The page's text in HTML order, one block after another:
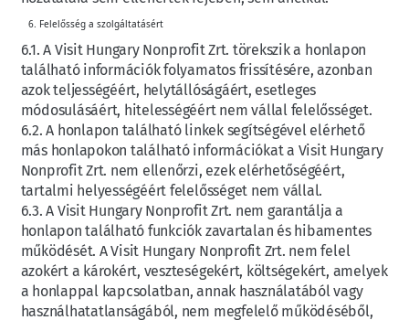
Felelősség a szolgáltatásért
6.1. A Visit Hungary Nonprofit Zrt. törekszik a honlapon
található információk folyamatos frissítésére, azonban
azok teljességéért, helytállóságáért, esetleges
módosulásáért, hitelességéért nem vállal felelősséget.
6.2. A honlapon található linkek segítségével elérhető
más honlapokon található információkat a Visit Hungary
Nonprofit Zrt. nem ellenőrzi, ezek elérhetőségéért,
tartalmi helyességéért felelősséget nem vállal.
6.3. A Visit Hungary Nonprofit Zrt. nem garantálja a
honlapon található funkciók zavartalan és hibamentes
működését. A Visit Hungary Nonprofit Zrt. nem felel
azokért a károkért, veszteségekért, költségekért, amelyek
a honlappal kapcsolatban, annak használatából vagy
használhatatlanságából, nem megfelelő működéséből,